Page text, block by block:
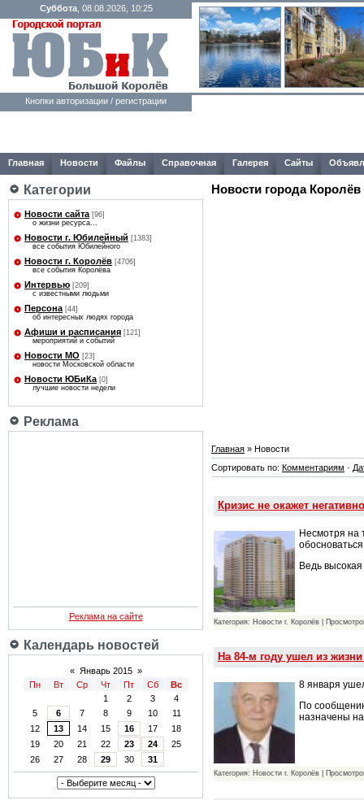
Суббота, 08.08.2026, 10:25
Кнопки авторизации / регистрации
Главная Новости Файлы Справочная Галерея Сайты
Категории
Новости сайта [96]
о жизни ресурса...
Новости г. Юбилейный [1383]
все события Юбилейного
Новости г. Королёв [4706]
все события Королёва
Интервью [209]
с известными людьми
Персона [44]
об интересных людях города
Афиши и расписания [121]
мероприятий и событий
Новости МО [23]
новости Московской области
Новости ЮБиКа [0]
лучшие новости недели
Реклама
Реклама на сайте
Календарь новостей
« Январь 2015 »
Пн
Вт Ср Чт Пт Сб
Вс
1
2 3
4
5
6 7 8 9 10
11
12
13 14 15 16 17
18
19
20 21 22 23 24
25
26
27 28 29 30 31
Новости города Королёв
Главная » Новости
Сортировать по: Комментариям ·
Кризис не окажет
Несмотря на
Ведь
Категория: Новости г. Королёв |
На 84-м году ушел из
8 января
По
назначены
Категория: Новости г. Королёв |